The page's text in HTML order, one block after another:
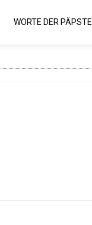
WORTE DER PÄPSTE